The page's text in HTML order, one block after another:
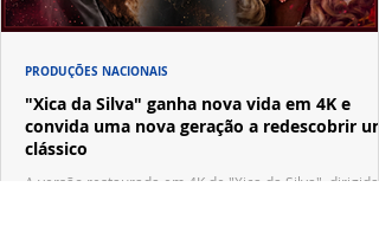
"Xica da Silva" ganha nova vida em 4K e
convida uma nova geração a redescobrir um
clássico
A versão restaurada em 4K de "Xica da Silva", dirigida
PRODUÇÕES NACIONAIS